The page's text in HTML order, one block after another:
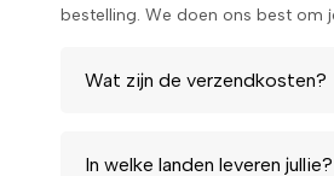
bestelling. We doen ons best om
Wat zijn de verzendkosten?
In welke landen leveren jullie?